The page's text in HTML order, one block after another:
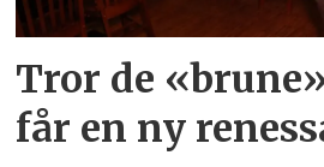
Tror de
får en ny